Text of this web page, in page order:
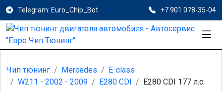
Telegram: Euro_Chip_Bot +7 901 078-35-04
Чип тюнинг Mercedes
E-class
W211 - 2002 - 2009
E280 CDI E280 CDI 177 л.с.